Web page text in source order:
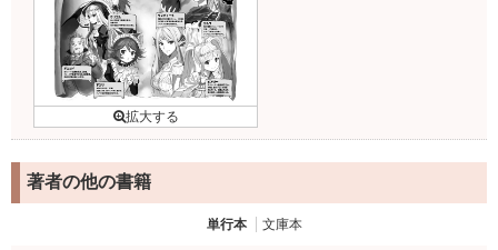
著者の他の書籍
単行本 文庫本